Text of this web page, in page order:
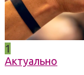
1
Актуально